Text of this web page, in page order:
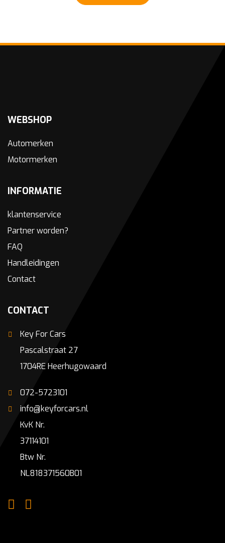
WEBSHOP
Automerken
Motormerken
INFORMATIE
klantenservice
Partner worden?
FAQ
Handleidingen
Contact
CONTACT
Key For Cars
Pascalstraat 27
1704RE Heerhugowaard
072-5723101
info@keyforcars.nl
KvK Nr.
37114101
Btw Nr.
NL818371560B01